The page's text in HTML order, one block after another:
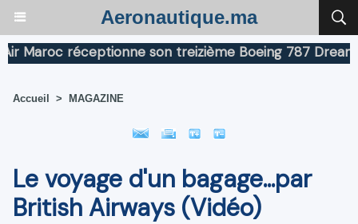
Aeronautique.ma
réceptionne son treizième Boeing 787 Dreamliner
Accueil > MAGAZINE
Le voyage d'un bagage...par
British Airways (Vidéo)